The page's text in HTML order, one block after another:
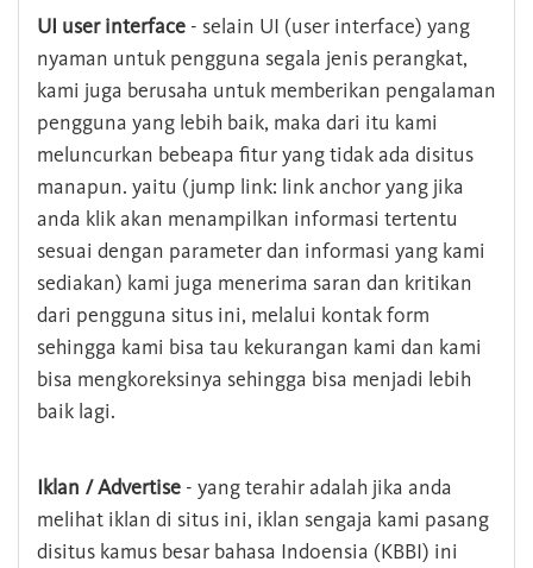
UI user interface - selain UI (user interface) yang
nyaman untuk pengguna segala jenis perangkat,
kami juga berusaha untuk memberikan pengalaman
pengguna yang lebih baik, maka dari itu kami
meluncurkan bebeapa fitur yang tidak ada disitus
manapun. yaitu (jump link: link anchor yang jika
anda klik akan menampilkan informasi tertentu
sesuai dengan parameter dan informasi yang kami
sediakan) kami juga menerima saran dan kritikan
dari pengguna situs ini, melalui kontak form
sehingga kami bisa tau kekurangan kami dan kami
bisa mengkoreksinya sehingga bisa menjadi lebih
baik lagi.
Iklan / Advertise - yang terahir adalah jika anda
melihat iklan di situs ini, iklan sengaja kami pasang
disitus kamus besar bahasa Indoensia (KBBI) ini